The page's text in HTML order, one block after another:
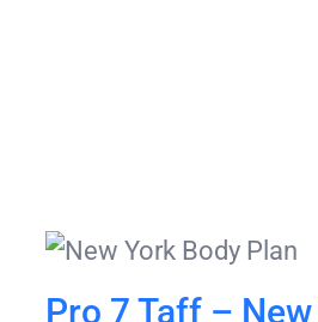
Pro 7 Taff –